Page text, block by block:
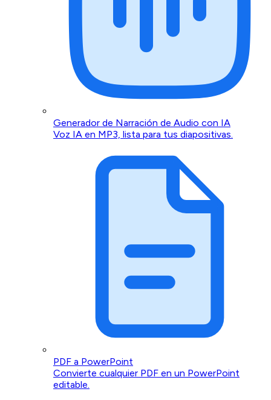
Generador de Narración de Audio con IA
Voz IA en MP3, lista para tus diapositivas.
PDF a PowerPoint
Convierte cualquier PDF en un PowerPoint
editable.